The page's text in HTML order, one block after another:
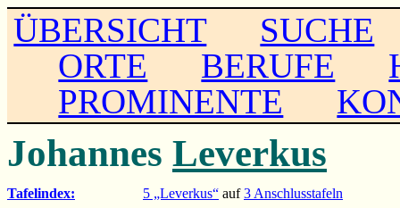
ÜBERSICHT
SUCHE
ORTE
BERUFE
PROMINENTE
Johannes Leverkus
Tafelindex: 5 „Leverkus“ auf3 Anschlusstafeln